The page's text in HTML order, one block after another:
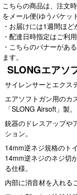
こちらの商品は、注文
をメール便(ゆうパケッ
・お届けには1週間ほど
・配達日時指定はご利
・こちらのバナーがあ
ます。
SLONGエアソ
サイレンサーとエクス
エアソフトガン用のカ
「SLONG Airsoft」製。
銃器のドレスアップや
ション。
14mm逆ネジ規格のト
14mm逆ネジのネジ切
る仕様。
内部に消音材を入れる